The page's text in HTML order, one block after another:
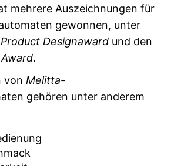
Die Stärke des Kaffees lässt
sich anpassen
Der Kaffeeauslauf ist in der
Höhe verstellbar
Verfügt über einen
Teile sind
mehrere Auszeichnungen für
gewonnen, unter
Designaward und den
.
von Melitta-
gehören unter anderem